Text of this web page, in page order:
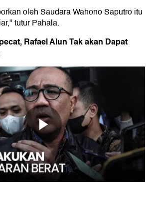
oleh Saudara Wahono Saputro itu
tutur Pahala.
Rafael Alun Tak akan Dapat